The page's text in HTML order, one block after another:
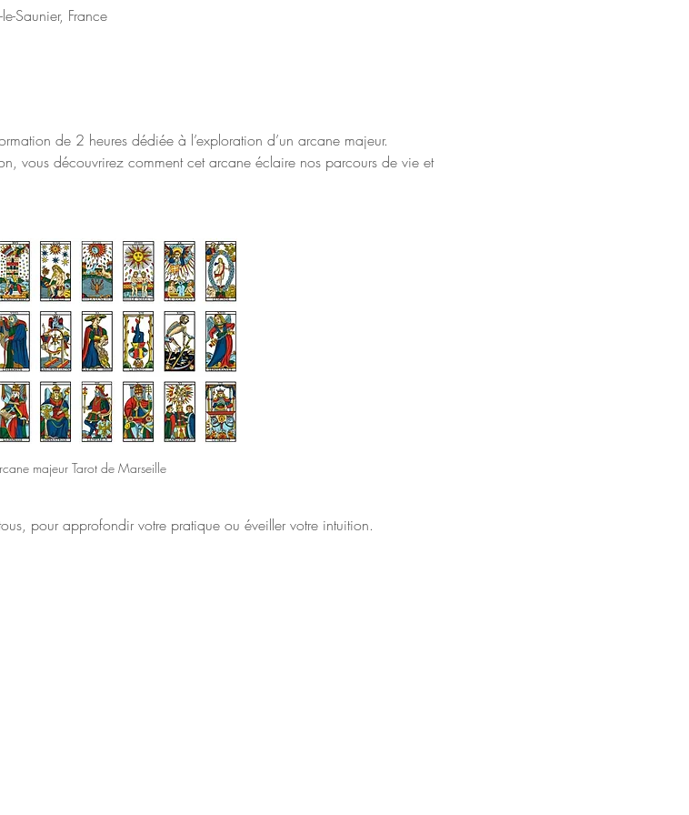
Saunier, France
de 2 heures dédiée à l’exploration d’un arcane majeur.
vous découvrirez comment cet arcane éclaire nos parcours de vie et
majeur Tarot de Marseille
pour approfondir votre pratique ou éveiller votre intuition.